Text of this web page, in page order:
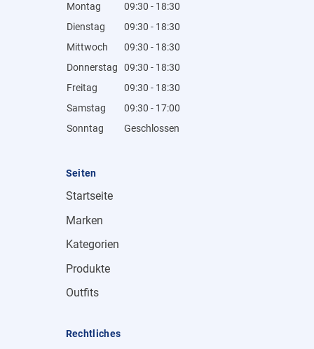
Montag
09:30 - 18:30
Dienstag
09:30 - 18:30
Mittwoch
09:30 - 18:30
Donnerstag
09:30 - 18:30
Freitag
09:30 - 18:30
Samstag
09:30 - 17:00
Sonntag
Geschlossen
Seiten
Startseite
Marken
Kategorien
Produkte
Outfits
Rechtliches